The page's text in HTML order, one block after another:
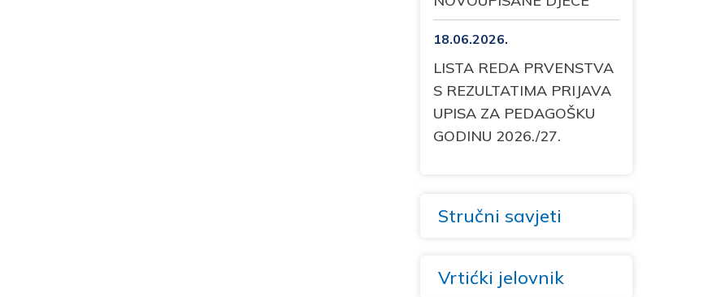
18.06.2026.
LISTA REDA PRVENSTVA
S REZULTATIMA PRIJAVA
UPISA ZA PEDAGOŠKU
GODINU 2026./27.
Stručni savjeti
Vrtićki jelovnik